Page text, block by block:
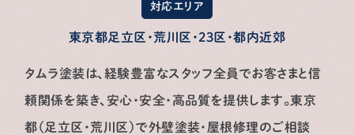
対応エリア
東京都足立区・荒川区・23区・都内近郊
タムラ塗装は、経験豊富なスタッフ全員でお客さまと信
頼関係を築き、安心・安全・高品質を提供します。東京
都（足立区・荒川区）で外壁塗装・屋根修理のご相談